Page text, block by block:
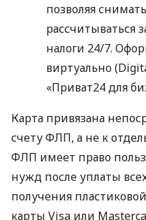
позволяя
рассчитываться
налоги 24/7.
виртуально
«Приват24 для
Карта привязана
счету ФЛП, а не к
ФЛП имеет право
нужд после уплаты
получения
карты Visa или